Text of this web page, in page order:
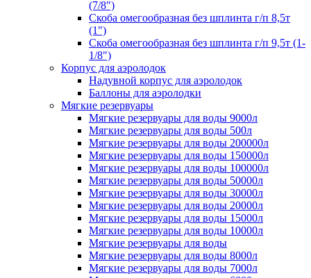
(7/8")
Скоба омегообразная без шплинта г/п 8,5т
(1")
Скоба омегообразная без шплинта г/п 9,5т (1-
1/8")
Корпус для аэролодок
Надувной корпус для аэролодок
Баллоны для аэролодки
Мягкие резервуары
Мягкие резервуары для воды 9000л
Мягкие резервуары для воды 500л
Мягкие резервуары для воды 200000л
Мягкие резервуары для воды 150000л
Мягкие резервуары для воды 100000л
Мягкие резервуары для воды 50000л
Мягкие резервуары для воды 30000л
Мягкие резервуары для воды 20000л
Мягкие резервуары для воды 15000л
Мягкие резервуары для воды 10000л
Мягкие резервуары для воды
Мягкие резервуары для воды 8000л
Мягкие резервуары для воды 7000л